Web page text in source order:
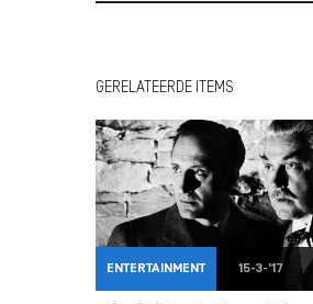
GERELATEERDE ITEMS
ENTERTAINMENT 15-3-'17